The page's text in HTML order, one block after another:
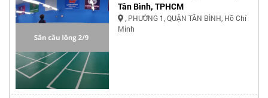
Tân Bình, TPHCM
, PHƯỜNG 1, QUẬN TÂN BÌNH, Hồ Chí
Minh